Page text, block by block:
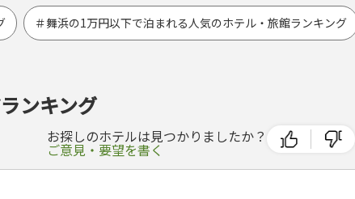
＃舞浜の1万円以下で泊まれる人気のホテル・旅館ランキング
ンキング
お探しのホテルは見つかりましたか？
ご意見・要望を書く